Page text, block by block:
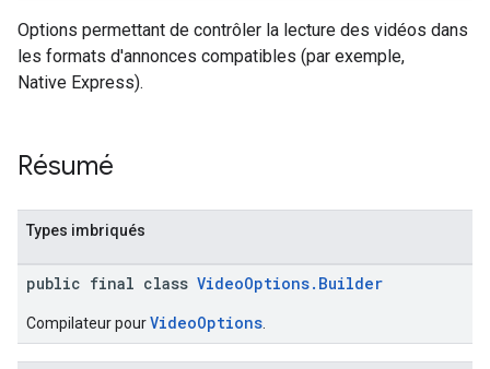
Options permettant de contrôler la lecture des vidéos dans
les formats d'annonces compatibles (par exemple,
Native Express).
Résumé
Types imbriqués
public final class VideoOptions.Builder
Compilateur pourVideoOptions